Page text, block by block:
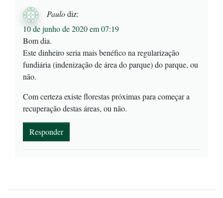
Paulodiz:
10 de junho de 2020 em 07:19
Bom dia.
Este dinheiro seria mais benéfico na regularização
fundiária (indenização de área do parque) do parque, ou
não.
Com certeza existe florestas próximas para começar a
recuperação destas áreas, ou não.
Responder